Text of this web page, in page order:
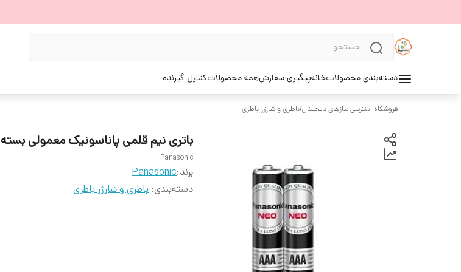
دسته‌بندی محصولاتخانهپیگیری سفارشهمه محصولاتکنترل گیرنده
فروشگاه اینترنتی نیازهای دیجیتال/باطری و شارژر باطری
باتری نیم قلمی پاناسونیک معمولی بسته 2 تایی
Panasonic
برند:Panasonic
دسته‌بندی: باطری و شارژر باطری